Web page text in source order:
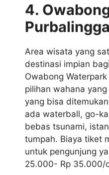
4.
Purbalingga
Area wisata yang
destinasi impian
Owabong
pilihan wahana
yang bisa
ada waterball, go-
bebas tsunami,
tumpah. Biaya tiket
untuk pengunjung
25.000- Rp 35.000/